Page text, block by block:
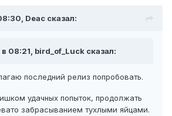
Deac сказал:
в 08:21, bird_of_Luck сказал:
последний релиз попробовать.
удачных попыток, продолжать
забрасыванием тухлыми яйцами.